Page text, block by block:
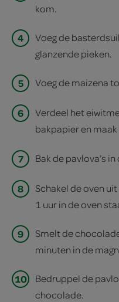
kom.
4
Voeg de
glanzende pieken.
5 Voeg de maizena
6
Verdeel het
bakpapier en
7 Bak de pavlova’s
8
Schakel de oven
1 uur in de oven
9
Smelt de
minuten in de
10
Bedruppel de
chocolade.